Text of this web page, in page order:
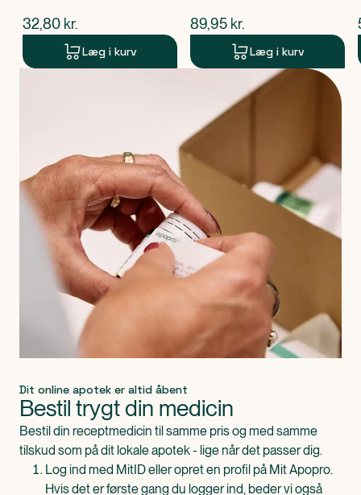
$nuværende pris
32,80 kr.
Læg i kurv
$nuværende pris
89,95 kr.
Læg i kurv
Dit online apotek er altid åbent
Bestil trygt din medicin
Bestil din receptmedicin til samme pris og med samme
tilskud som på dit lokale apotek - lige når det passer dig.
Log ind med MitID eller opret en profil på Mit Apopro.
Hvis det er første gang du logger ind, beder vi også